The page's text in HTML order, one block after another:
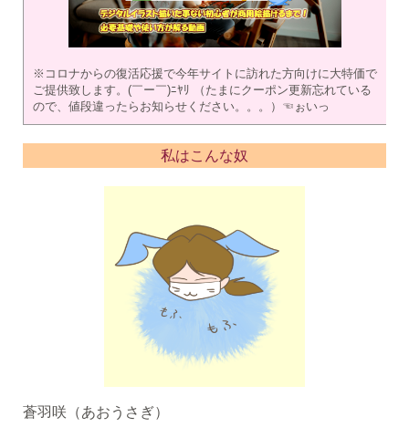
※コロナからの復活応援で今年サイトに訪れた方向けに大特価で
ご提供致します。(￣ー￣)ﾆﾔﾘ （たまにクーポン更新忘れている
ので、値段違ったらお知らせください。。。）☜ぉいっ
私はこんな奴
蒼羽咲（あおうさぎ）